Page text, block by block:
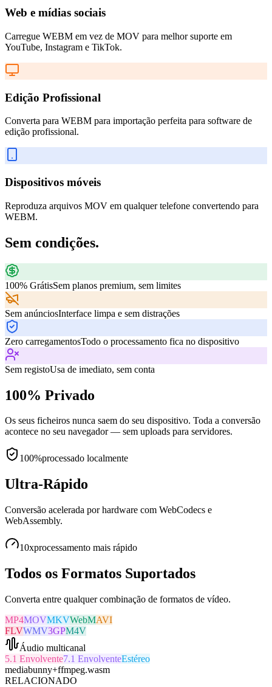
Web e mídias sociais
Carregue WEBM em vez de MOV para melhor suporte em
YouTube, Instagram e TikTok.
Edição Profissional
Converta para WEBM para importação perfeita para software de
edição profissional.
Dispositivos móveis
Reproduza arquivos MOV em qualquer telefone convertendo para
WEBM.
Sem condições.
100% GrátisSem planos premium, sem limites
Sem anúnciosInterface limpa e sem distrações
Zero carregamentosTodo o processamento fica no dispositivo
Sem registoUsa de imediato, sem conta
100% Privado
Os seus ficheiros nunca saem do seu dispositivo. Toda a conversão
acontece no seu navegador — sem uploads para servidores.
100%processado localmente
Ultra-Rápido
Conversão acelerada por hardware com WebCodecs e
WebAssembly.
10xprocessamento mais rápido
Todos os Formatos Suportados
Converta entre qualquer combinação de formatos de vídeo.
MP4MOVMKVWebMAVI
FLVWMV3GPM4V
Áudio multicanal
5.1 Envolvente7.1 EnvolventeEstéreo
mediabunny+ffmpeg.wasm
RELACIONADO